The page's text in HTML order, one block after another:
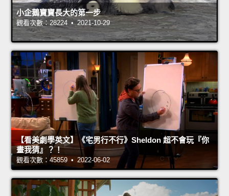
小企鵝寶寶長大的第一步
觀看次數：28224 • 2021-10-29
【看美劇學英文】《宅男行不行》Sheldon 超不會玩『你
畫我猜』？！
觀看次數：45859 • 2022-06-02